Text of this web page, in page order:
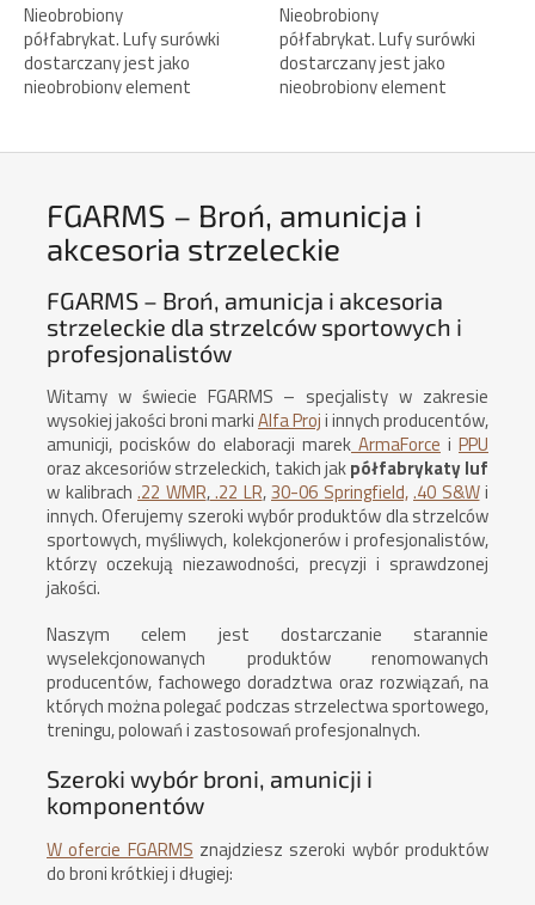
Nieobrobiony
półfabrykat. Lufy surówki
dostarczany jest jako
nieobrobiony element
rusznikarskiej.
Nieobrobiony
półfabrykat. Lufy surówki
dostarczany jest jako
nieobrobiony element
rusznikarskiej.
FGARMS – Broń, amunicja i
akcesoria strzeleckie
FGARMS – Broń, amunicja i akcesoria
strzeleckie dla strzelców sportowych i
profesjonalistów
Witamy w świecie FGARMS – specjalisty w zakresie
wysokiej jakości broni markiAlfa Proji innych producentów,
amunicji, pocisków do elaboracji marek ArmaForce i PPU
oraz akcesoriów strzeleckich, takich jakpółfabrykaty luf
w kalibrach .22 WMR,.22 LR,30-06 Springfield,.40 S&Wi
innych. Oferujemy szeroki wybór produktów dla strzelców
sportowych, myśliwych, kolekcjonerów i profesjonalistów,
którzy oczekują niezawodności, precyzji i sprawdzonej
jakości.
Naszym celem jest dostarczanie starannie
wyselekcjonowanych produktów renomowanych
producentów, fachowego doradztwa oraz rozwiązań, na
których można polegać podczas strzelectwa sportowego,
treningu, polowań i zastosowań profesjonalnych.
Szeroki wybór broni, amunicji i
komponentów
W ofercie FGARMS znajdziesz szeroki wybór produktów
do broni krótkiej i długiej: